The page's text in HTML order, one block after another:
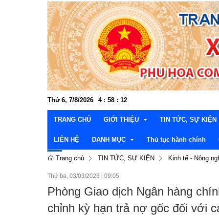
Thứ 6, 7/8/2026 4 : 58 : 13
TRANG CHỦ GIỚI THIỆU
Cơ cấu tổ chức Đảng ủy
TIN TỨC, SỰ KIỆN
Văn hóa xã hội -
LIÊN HỆ DANH MỤC
Thông tin quy hoạch, kế hoạch
Thủ tục hành chính
Trang chủ TIN TỨC, SỰ KIỆN Kinh tế - Nông
Thứ ba, 03/03/2026 | 09:05
Phòng Giao dịch Ngân hàng
chỉnh kỳ hạn trả nợ gốc đối với